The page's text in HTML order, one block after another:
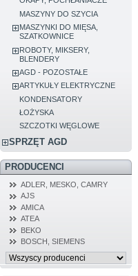
MASZYNY DO SZYCIA
MASZYNKI DO MIĘSA,
SZATKOWNICE
ROBOTY, MIKSERY,
BLENDERY
AGD - POZOSTAŁE
ARTYKUŁY ELEKTRYCZNE
KONDENSATORY
ŁOŻYSKA
SZCZOTKI WĘGLOWE
SPRZĘT AGD
PRODUCENCI
ADLER, MESKO, CAMRY
AJS
AMICA
ATEA
BEKO
BOSCH, SIEMENS